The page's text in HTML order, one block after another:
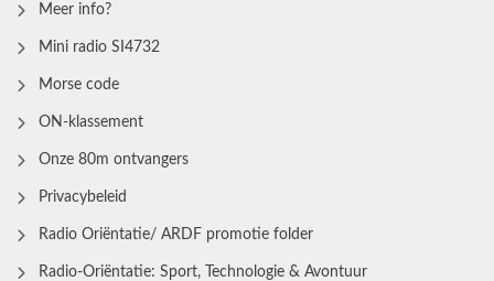
Meer info?
Mini radio SI4732
Morse code
ON-klassement
Onze 80m ontvangers
Privacybeleid
Radio Oriëntatie/ ARDF promotie folder
Radio‑Oriëntatie: Sport, Technologie & Avontuur